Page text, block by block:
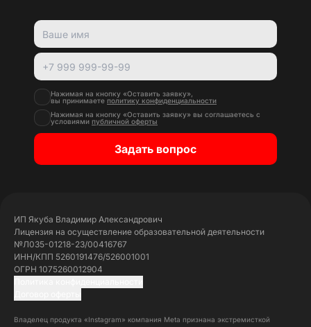
Нажимая на кнопку «Оставить заявку»,
вы принимаете политику конфиденциальности
Нажимая на кнопку «Оставить заявку» вы соглашаетесь с
условиями публичной оферты
Задать вопрос
ИП Якуба Владимир Александрович
Лицензия на осуществление образовательной деятельности
№Л035-01218-23/00416767
ИНН/КПП 5260191476/526001001
ОГРН 1075260012904
Владелец продукта «Instagram» компания Meta признана экстремисткой